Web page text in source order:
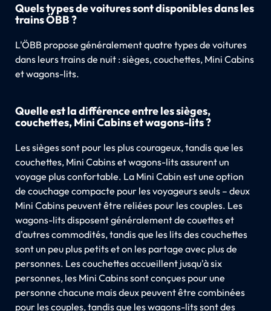
Quels types de voitures sont disponibles dans les
trains ÖBB ?
L'ÖBB propose généralement quatre types de voitures
dans leurs trains de nuit : sièges, couchettes, Mini Cabins
et wagons-lits.
Quelle est la différence entre les sièges,
couchettes, Mini Cabins et wagons-lits ?
Les sièges sont pour les plus courageux, tandis que les
couchettes, Mini Cabins et wagons-lits assurent un
voyage plus confortable. La Mini Cabin est une option
de couchage compacte pour les voyageurs seuls – deux
Mini Cabins peuvent être reliées pour les couples. Les
wagons-lits disposent généralement de couettes et
d'autres commodités, tandis que les lits des couchettes
sont un peu plus petits et on les partage avec plus de
personnes. Les couchettes accueillent jusqu'à six
personnes, les Mini Cabins sont conçues pour une
personne chacune mais deux peuvent être combinées
pour les couples, tandis que les wagons-lits sont des